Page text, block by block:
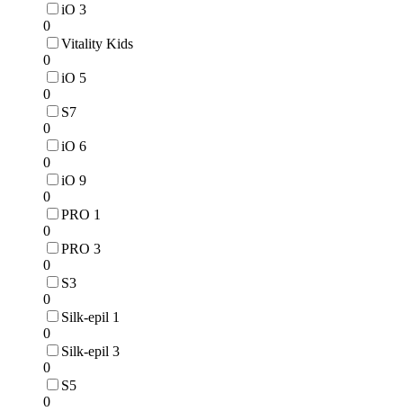
iO 3
0
Vitality Kids
0
iO 5
0
S7
0
iO 6
0
iO 9
0
PRO 1
0
PRO 3
0
S3
0
Silk-epil 1
0
Silk-epil 3
0
S5
0